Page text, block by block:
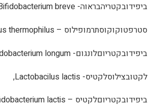
ביפידובקטריהבראוה- Bifidobacterium breve,
סטרפטוקוקוסתרמופילוס – Streptococus thermophilus,
ביפידובקטריוםלונגום- Bifidobacterium longum,
לקטובצילוסלקטיס- Lactobacilus lactis,
ביפידובקטריוםלקטיס – Bifidobacterium lactis.